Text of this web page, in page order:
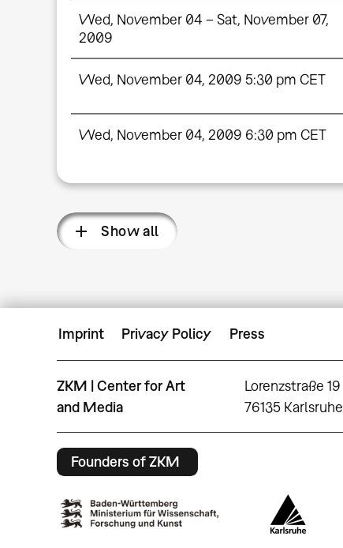
Wed, November 04 – Sat, November 07,
2009
Wed, November 04, 2009 5:30 pm CET
Wed, November 04, 2009 6:30 pm CET
Show all
Imprint Privacy Policy Press
ZKM | Center for Art
and Media
Lorenzstraße 19
76135 Karlsruhe
Founders of ZKM